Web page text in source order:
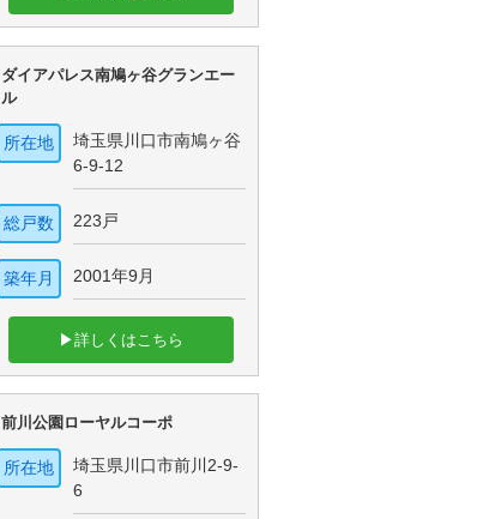
ダイアパレス南鳩ヶ谷グランエー
ル
所在地
埼玉県川口市南鳩ヶ谷
6-9-12
総戸数 223戸
築年月 2001年9月
▶詳しくはこちら
前川公園ローヤルコーポ
所在地
埼玉県川口市前川2-9-
6